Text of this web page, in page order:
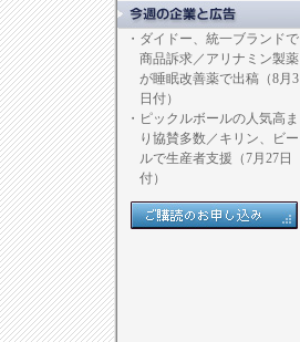
・ ダイドー、統一ブランドで
商品訴求／アリナミン製薬
が睡眠改善薬で出稿（8月3
日付）
・ ピックルボールの人気高ま
り協賛多数／キリン、ビー
ルで生産者支援（7月27日
付）